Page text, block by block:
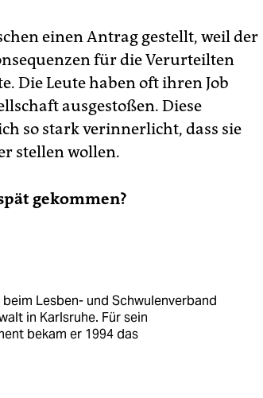
einen Antrag gestellt, weil der
für die Verurteilten
Die Leute haben oft ihren Job
ausgestoßen. Diese
so stark verinnerlicht, dass sie
stellen wollen.
gekommen?
Lesben- und Schwulenverband
in Karlsruhe. Für sein
bekam er 1994 das